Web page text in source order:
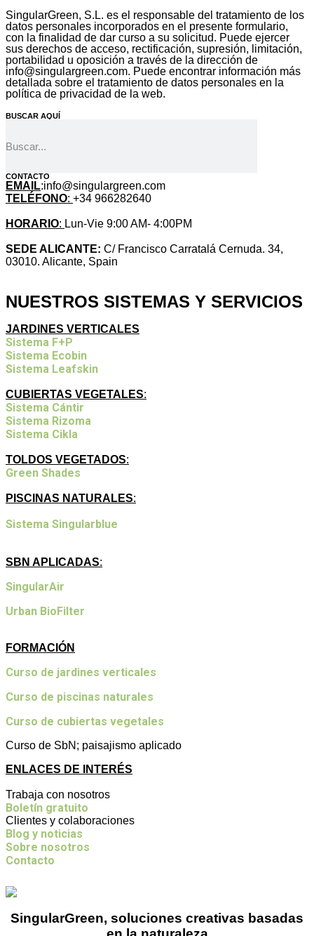
SingularGreen, S.L. es el responsable del tratamiento de los
datos personales incorporados en el presente formulario,
con la finalidad de dar curso a su solicitud. Puede ejercer
sus derechos de acceso, rectificación, supresión, limitación,
portabilidad u oposición a través de la dirección de
info@singulargreen.com. Puede encontrar información más
detallada sobre el tratamiento de datos personales en la
política de privacidad de la web.
BUSCAR AQUÍ
CONTACTO
EMAIL:info@singulargreen.com
TELÉFONO: +34 966282640
HORARIO: Lun-Vie 9:00 AM- 4:00PM
SEDE ALICANTE: C/ Francisco Carratalá Cernuda. 34,
03010. Alicante, Spain
NUESTROS SISTEMAS Y SERVICIOS
JARDINES VERTICALES
Sistema F+P
Sistema Ecobin
Sistema Leafskin
CUBIERTAS VEGETALES:
Sistema Cántir
Sistema Rizoma
Sistema Cikla
TOLDOS VEGETADOS:
Green Shades
PISCINAS NATURALES:
Sistema Singularblue
SBN APLICADAS:
SingularAir
Urban BioFilter
FORMACIÓN
Curso de jardines verticales
Curso de piscinas naturales
Curso de cubiertas vegetales
Curso de SbN; paisajismo aplicado
ENLACES DE INTERÉS
Trabaja con nosotros
Boletín gratuito
Clientes y colaboraciones
Blog y noticias
Sobre nosotros
Contacto
SingularGreen, soluciones creativas basadas